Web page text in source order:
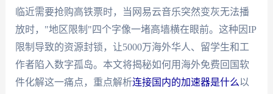
临近需要抢购高铁票时，当网易云音乐突然变灰无法播
放时，"地区限制"四个字像一堵高墙横在眼前。这种因IP
限制导致的资源封锁，让5000万海外华人、留学生和工
作者陷入数字孤岛。本文将揭秘如何用海外免费回国软
件化解这一痛点，重点解析连接国内的加速器是什么以